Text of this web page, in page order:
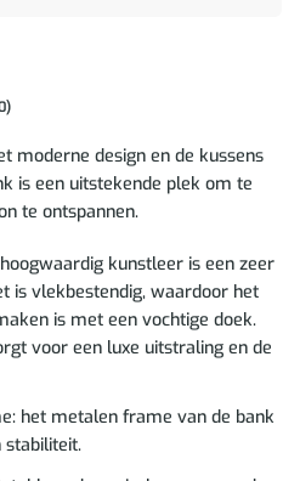
moderne design en de kussens
is een uitstekende plek om te
te ontspannen.
kunstleer is een zeer
is vlekbestendig, waardoor het
is met een vochtige doek.
voor een luxe uitstraling en de
het metalen frame van de bank
stabiliteit.